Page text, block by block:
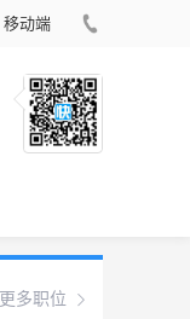
移动端
更多职位